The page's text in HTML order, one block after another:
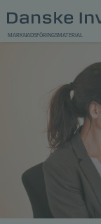
MARKNADSFÖRINGSMATERIAL